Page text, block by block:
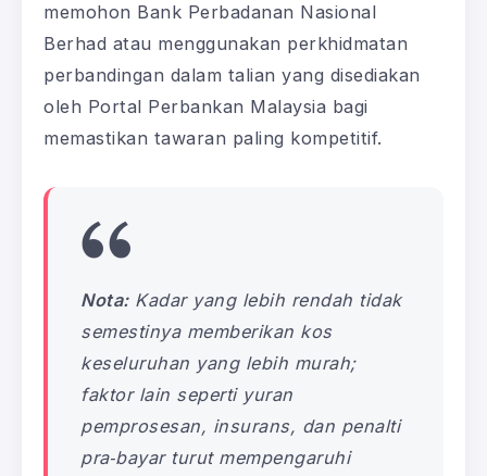
memohon Bank Perbadanan Nasional
Berhad atau menggunakan perkhidmatan
perbandingan dalam talian yang disediakan
oleh Portal Perbankan Malaysia bagi
memastikan tawaran paling kompetitif.
Nota:Kadar yang lebih rendah tidak
semestinya memberikan kos
keseluruhan yang lebih murah;
faktor lain seperti yuran
pemprosesan, insurans, dan penalti
pra‑bayar turut mempengaruhi